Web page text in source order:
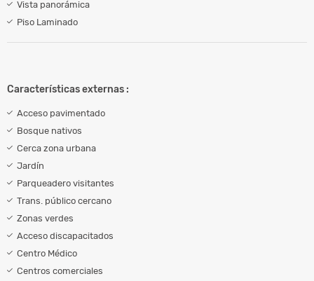
Vista panorámica
Piso Laminado
Características externas :
Acceso pavimentado
Bosque nativos
Cerca zona urbana
Jardín
Parqueadero visitantes
Trans. público cercano
Zonas verdes
Acceso discapacitados
Centro Médico
Centros comerciales